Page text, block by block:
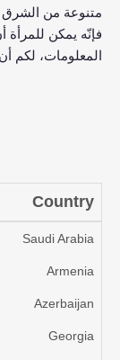
متنوعة من الشرق
فإنّه يمكن للمرأة
المعلومات، لكم
Country
Saudi Arabia
Armenia
Azerbaijan
Georgia